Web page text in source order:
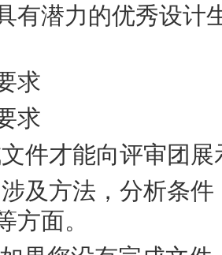
有潜力的优秀设计
求
求
件才能向评审团
及方法，分析条
方面。